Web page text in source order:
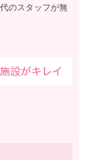
のスタッフが無